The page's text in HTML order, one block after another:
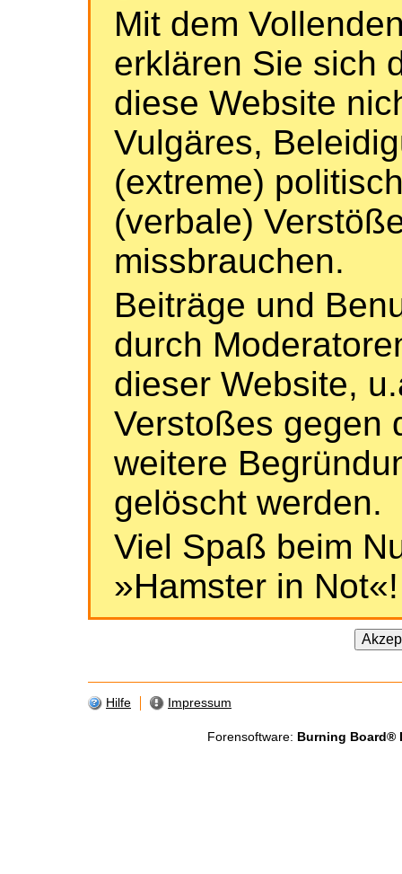
Mit dem
erklären Sie sich
diese Website
Vulgäres,
(extreme)
(verbale)
missbrauchen.
Beiträge und
durch
dieser Website,
Verstoßes gegen
weitere
gelöscht werden.
Viel Spaß beim
»Hamster in Not«!
Hilfe Impressum
Forensoftware: Burning Board®